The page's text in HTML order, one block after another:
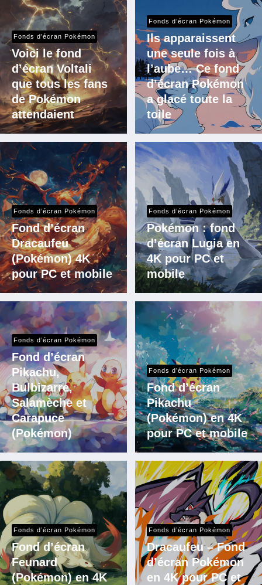
Fonds d’écran Pokémon
Voici le fond
d’écran Voltali
que tous les fans
de Pokémon
attendaient
Fonds d’écran Pokémon
Ils apparaissent
une seule fois à
l’aube… Ce fond
d’écran Pokémon
a glacé toute la
toile
Fonds d’écran Pokémon
Fond d’écran
Dracaufeu
(Pokémon) 4K
pour PC et mobile
Fonds d’écran Pokémon
Pokémon : fond
d’écran Lugia en
4K pour PC et
mobile
Fonds d’écran Pokémon
Fond d’écran
Pikachu,
Bulbizarre,
Salamèche et
Carapuce
(Pokémon)
Fonds d’écran Pokémon
Fond d’écran
Pikachu
(Pokémon) en 4K
pour PC et mobile
Fonds d’écran Pokémon
Fond d’écran
Feunard
(Pokémon) en 4K
Fonds d’écran Pokémon
Dracaufeu – Fond
d’écran Pokémon
en 4K pour PC et